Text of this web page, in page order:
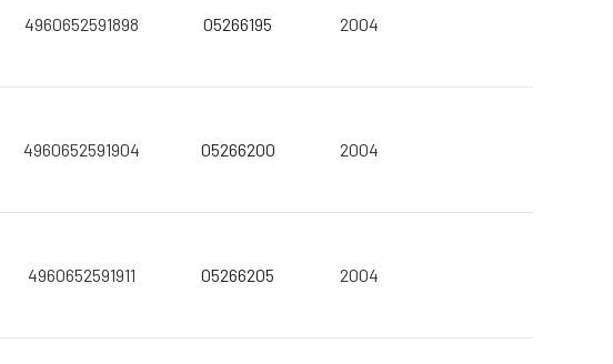
4960652591898 05266195 2004
4960652591904 05266200 2004
4960652591911 05266205 2004